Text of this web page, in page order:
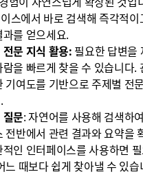
스에서 바로 검색해 즉각적
를 얻으세요.
문 지식 활용: 필요한 답변을
람을 빠르게 찾을 수 있습니다.
기여도를 기반으로 주제별 전
질문: 자연어를 사용해 검색하
전반에서 관련 결과와 요약을
적인 인터페이스를 사용하면
느 때보다 쉽게 찾아낼 수 있습